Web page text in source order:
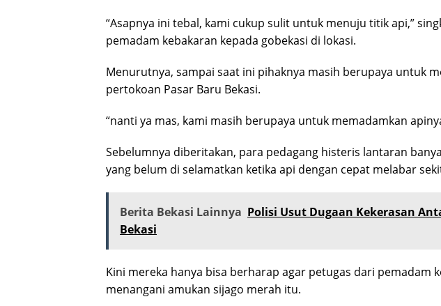
“Asapnya ini tebal, kami cukup sulit untuk menuju titik api,”
pemadam kebakaran kepada gobekasi di lokasi.
Menurutnya, sampai saat ini pihaknya masih berupaya untuk
pertokoan Pasar Baru Bekasi.
“nanti ya mas, kami masih berupaya untuk memadamkan
Sebelumnya diberitakan, para pedagang histeris lantaran
yang belum di selamatkan ketika api dengan cepat melabar
Berita Bekasi Lainnya Polisi Usut Dugaan Kekerasan
Bekasi
Kini mereka hanya bisa berharap agar petugas dari pemadam
menangani amukan sijago merah itu.